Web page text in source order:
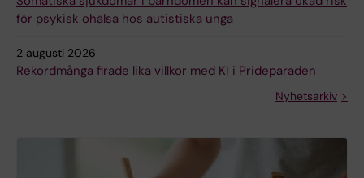
för psykisk ohälsa hos autistiska unga
2 augusti 2026
Rekordmånga firade lika villkor med KI i Prideparaden
Nyhetsarkiv